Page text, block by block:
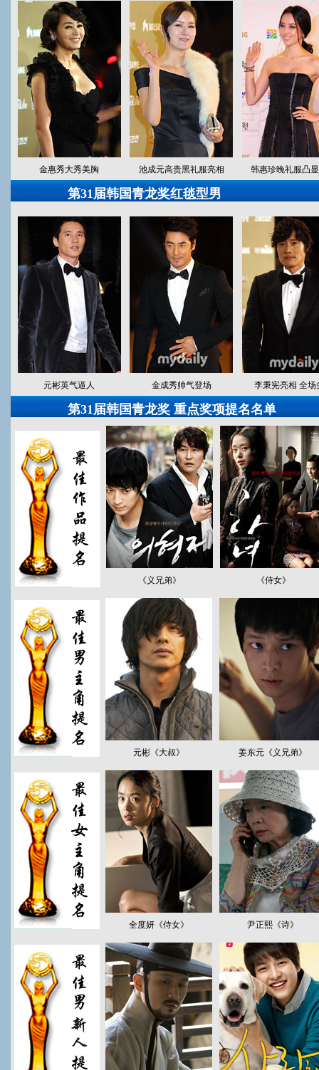
金惠秀大秀美胸 池成元高贵黑礼服亮相 韩惠珍晚礼服凸
第31届韩国青龙奖红毯型男
元彬英气逼人 金成秀帅气登场 李秉宪亮相 全场
第31届韩国青龙奖 重点奖项提名名单
《义兄弟》 《侍女》
元彬《大叔》 姜东元《义兄弟》
全度妍《侍女》 尹正熙《诗》